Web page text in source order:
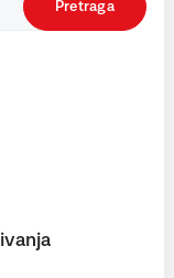
Pretraga